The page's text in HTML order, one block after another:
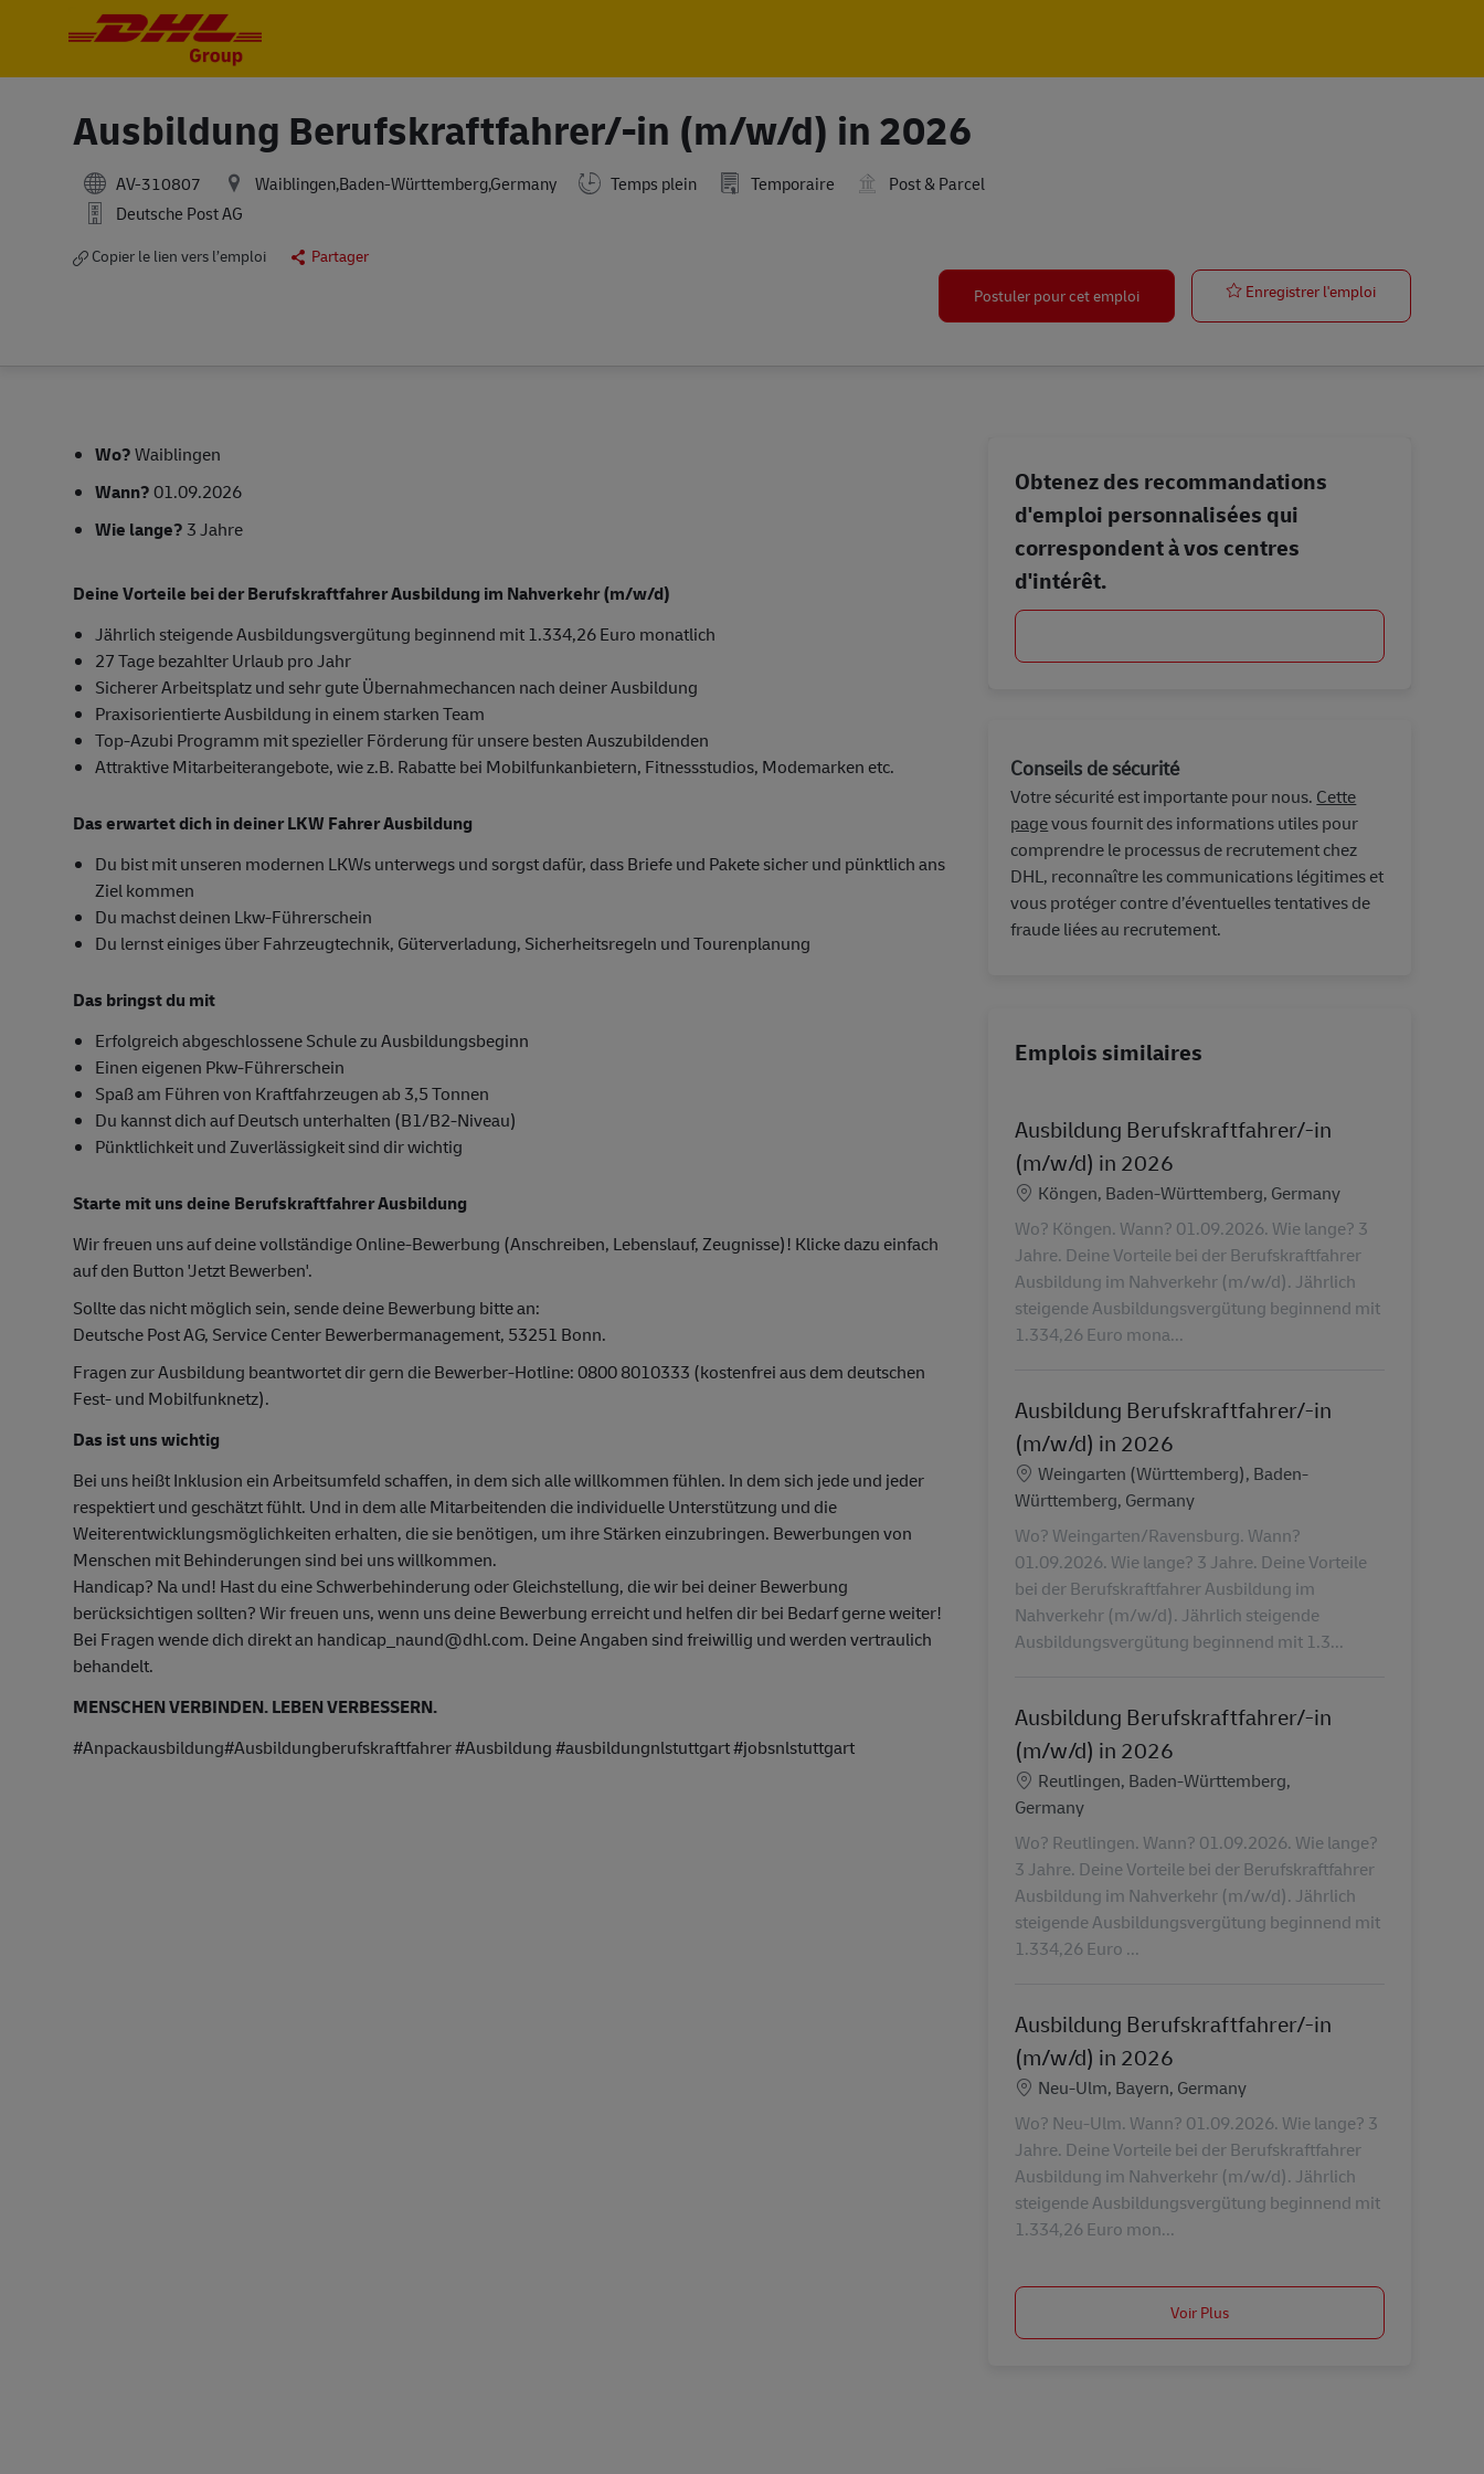
Ausbildung Berufskraftfahrer/-in (m/w/d) in 2026
AV-310807 Waiblingen,Baden-Württemberg,Germany Temps plein Temporaire
Post & Parcel
Deutsche Post AG
Copier le lien vers l’emploi
Partager
Postuler pour cet emploi
Enregistrer l'emploiAusbildung
Wo?Waiblingen
Wann?01.09.2026
Wie lange? 3 Jahre
Deine Vorteile bei der Berufskraftfahrer Ausbildung im Nahverkehr (m/w/d)
Jährlich steigende Ausbildungsvergütung beginnend mit 1.334,26 Euro monatlich
27 Tage bezahlter Urlaub pro Jahr
Sicherer Arbeitsplatz und sehr gute Übernahmechancen nach deiner Ausbildung
Praxisorientierte Ausbildung in einem starken Team
Top-Azubi Programm mit spezieller Förderung für unsere besten Auszubildenden
Attraktive Mitarbeiterangebote, wie z.B. Rabatte bei Mobilfunkanbietern, Fitnessstudios, Modemarken etc.
Das erwartet dich in deiner LKW Fahrer Ausbildung
Du bist mit unseren modernen LKWs unterwegs und sorgst dafür, dass Briefe und Pakete sicher und pünktlich ans
Ziel kommen
Du machst deinen Lkw-Führerschein
Du lernst einiges über Fahrzeugtechnik, Güterverladung, Sicherheitsregeln und Tourenplanung
Das bringst du mit
Erfolgreich abgeschlossene Schule zu Ausbildungsbeginn
Einen eigenen Pkw-Führerschein
Spaß am Führen von Kraftfahrzeugen ab 3,5 Tonnen
Du kannst dich auf Deutsch unterhalten (B1/B2-Niveau)
Pünktlichkeit und Zuverlässigkeit sind dir wichtig
Starte mit uns deine Berufskraftfahrer Ausbildung
Wir freuen uns auf deine vollständige Online-Bewerbung (Anschreiben, Lebenslauf, Zeugnisse)! Klicke dazu einfach
auf den Button 'Jetzt Bewerben'.
Sollte das nicht möglich sein, sende deine Bewerbung bitte an:
Deutsche Post AG, Service Center Bewerbermanagement, 53251 Bonn.
Fragen zur Ausbildung beantwortet dir gern die Bewerber-Hotline: 0800 8010333 (kostenfrei aus dem deutschen
Fest- und Mobilfunknetz).
Das ist uns wichtig
Bei uns heißt Inklusion ein Arbeitsumfeld schaffen, in dem sich alle willkommen fühlen. In dem sich jede und jeder
respektiert und geschätzt fühlt. Und in dem alle Mitarbeitenden die individuelle Unterstützung und die
Weiterentwicklungsmöglichkeiten erhalten, die sie benötigen, um ihre Stärken einzubringen. Bewerbungen von
Menschen mit Behinderungen sind bei uns willkommen.
Handicap? Na und! Hast du eine Schwerbehinderung oder Gleichstellung, die wir bei deiner Bewerbung
berücksichtigen sollten? Wir freuen uns, wenn uns deine Bewerbung erreicht und helfen dir bei Bedarf gerne weiter!
Bei Fragen wende dich direkt an handicap_naund@dhl.com. Deine Angaben sind freiwillig und werden vertraulich
behandelt.
MENSCHEN VERBINDEN. LEBEN VERBESSERN.
#Anpackausbildung#Ausbildungberufskraftfahrer #Ausbildung #ausbildungnlstuttgart #jobsnlstuttgart
Obtenez des recommandations
d'emploi personnalisées qui
correspondent à vos centres
d'intérêt.
Conseils de sécurité
Votre sécurité est importante pour nous. Cette
pagevous fournit des informations utiles pour
comprendre le processus de recrutement chez
DHL, reconnaître les communications légitimes et
vous protéger contre d’éventuelles tentatives de
fraude liées au recrutement.
Emplois similaires
Ausbildung Berufskraftfahrer/-in
(m/w/d) in 2026
LieuKöngen, Baden-Württemberg, Germany
Wo? Köngen. Wann? 01.09.2026. Wie lange? 3
Jahre. Deine Vorteile bei der Berufskraftfahrer
Ausbildung im Nahverkehr (m/w/d). Jährlich
steigende Ausbildungsvergütung beginnend mit
1.334,26 Euro mona...
Ausbildung Berufskraftfahrer/-in
(m/w/d) in 2026
LieuWeingarten (Württemberg), Baden-
Württemberg, Germany
Wo? Weingarten/Ravensburg. Wann?
01.09.2026. Wie lange? 3 Jahre. Deine Vorteile
bei der Berufskraftfahrer Ausbildung im
Nahverkehr (m/w/d). Jährlich steigende
Ausbildungsvergütung beginnend mit 1.3...
Ausbildung Berufskraftfahrer/-in
(m/w/d) in 2026
LieuReutlingen, Baden-Württemberg,
Germany
Wo? Reutlingen. Wann? 01.09.2026. Wie lange?
3 Jahre. Deine Vorteile bei der Berufskraftfahrer
Ausbildung im Nahverkehr (m/w/d). Jährlich
steigende Ausbildungsvergütung beginnend mit
1.334,26 Euro ...
Ausbildung Berufskraftfahrer/-in
(m/w/d) in 2026
LieuNeu-Ulm, Bayern, Germany
Wo? Neu-Ulm. Wann? 01.09.2026. Wie lange? 3
Jahre. Deine Vorteile bei der Berufskraftfahrer
Ausbildung im Nahverkehr (m/w/d). Jährlich
steigende Ausbildungsvergütung beginnend mit
1.334,26 Euro mon...
Voir Plus